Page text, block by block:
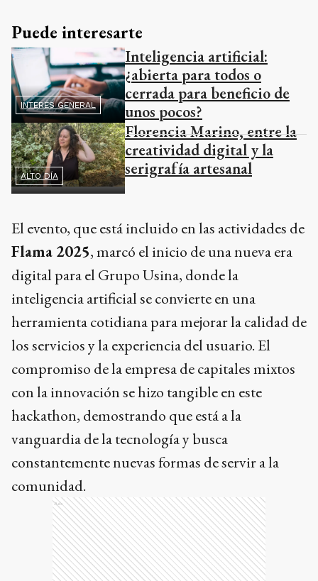
Puede interesarte
INTERÉS GENERAL
Inteligencia artificial:
¿abierta para todos o
cerrada para beneficio de
unos pocos?
ALTO DÍA
Florencia Marino, entre la
creatividad digital y la
serigrafía artesanal
El evento, que está incluido en las actividades de
Flama 2025, marcó el inicio de una nueva era
digital para el Grupo Usina, donde la
inteligencia artificial se convierte en una
herramienta cotidiana para mejorar la calidad de
los servicios y la experiencia del usuario. El
compromiso de la empresa de capitales mixtos
con la innovación se hizo tangible en este
hackathon, demostrando que está a la
vanguardia de la tecnología y busca
constantemente nuevas formas de servir a la
comunidad.
Ads